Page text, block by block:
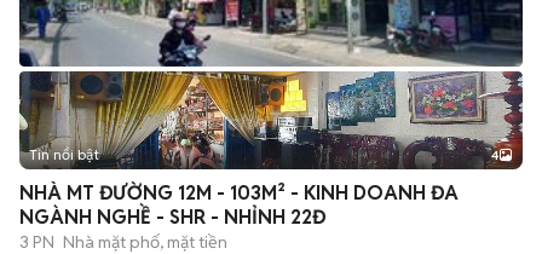
Tin nổi bật 4
NHÀ MT ĐƯỜNG 12M - 103M² - KINH DOANH ĐA
NGÀNH NGHỀ - SHR - NHỈNH 22Đ
3 PN Nhà mặt phố, mặt tiền